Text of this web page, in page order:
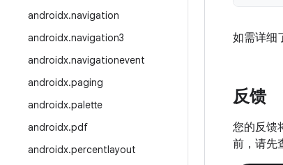
androidx.navigation
androidx.navigation3
androidx.navigationevent
androidx.paging
androidx.palette
androidx.pdf
androidx.percentlayout
如需详细
反馈
您的反馈
前，请先